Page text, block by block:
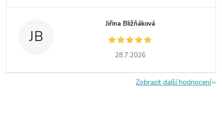
JB
Jiřina Bližňáková
28.7.2026
Zobrazit další hodnocení